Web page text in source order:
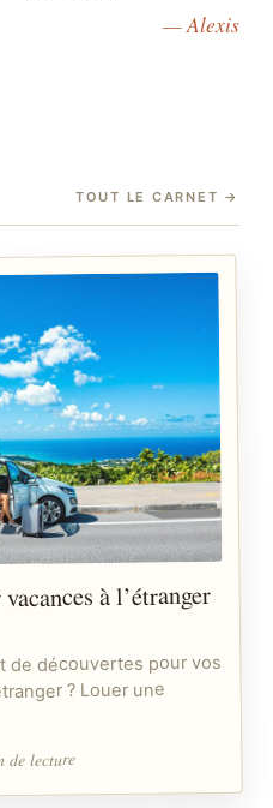
— Alexis
TOUT LE CARNET →
à l’étranger
de découvertes pour vos
? Louer une
de lecture